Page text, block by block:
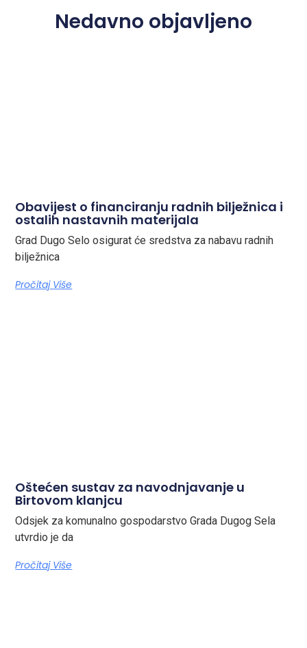
Nedavno objavljeno
Obavijest o financiranju radnih bilježnica i
ostalih nastavnih materijala
Grad Dugo Selo osigurat će sredstva za nabavu radnih
bilježnica
Pročitaj Više
Oštećen sustav za navodnjavanje u
Birtovom klanjcu
Odsjek za komunalno gospodarstvo Grada Dugog Sela
utvrdio je da
Pročitaj Više